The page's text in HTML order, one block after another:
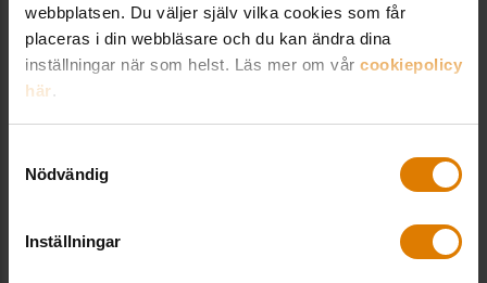
webbplatsen. Du väljer själv vilka cookies som får
placeras i din webbläsare och du kan ändra dina
inställningar när som helst. Läs mer om vår cookiepolicy
här.
Nödvändig
Inställningar